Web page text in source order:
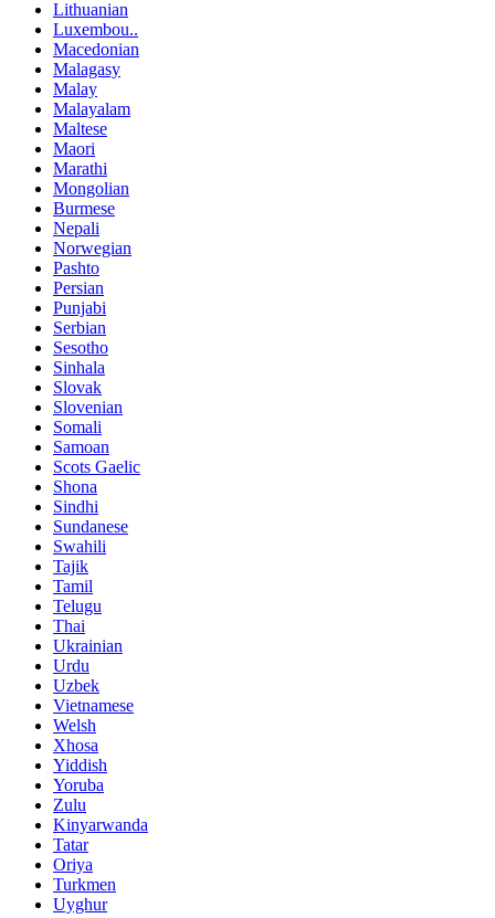
Lithuanian
Luxembou..
Macedonian
Malagasy
Malay
Malayalam
Maltese
Maori
Marathi
Mongolian
Burmese
Nepali
Norwegian
Pashto
Persian
Punjabi
Serbian
Sesotho
Sinhala
Slovak
Slovenian
Somali
Samoan
Scots Gaelic
Shona
Sindhi
Sundanese
Swahili
Tajik
Tamil
Telugu
Thai
Ukrainian
Urdu
Uzbek
Vietnamese
Welsh
Xhosa
Yiddish
Yoruba
Zulu
Kinyarwanda
Tatar
Oriya
Turkmen
Uyghur